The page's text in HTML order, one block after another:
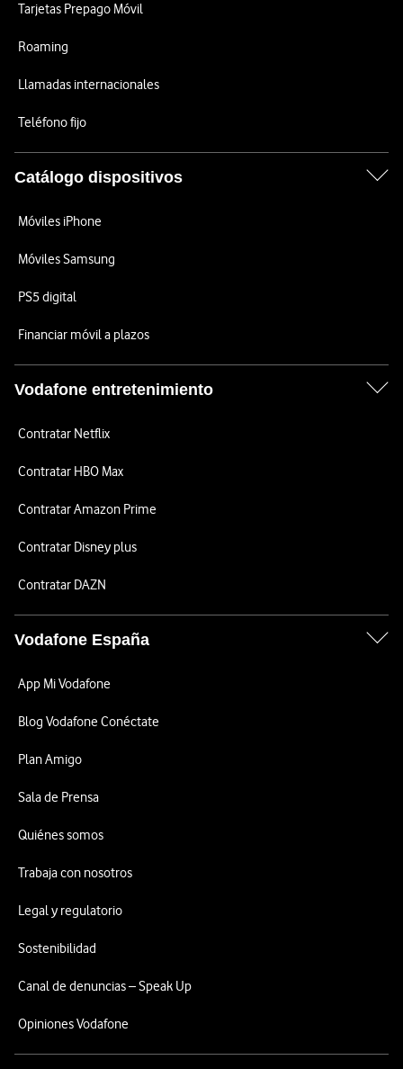
Tarjetas Prepago Móvil
Roaming
Llamadas internacionales
Teléfono fijo
Catálogo dispositivos
Móviles iPhone
Móviles Samsung
PS5 digital
Financiar móvil a plazos
Vodafone entretenimiento
Contratar Netflix
Contratar HBO Max
Contratar Amazon Prime
Contratar Disney plus
Contratar DAZN
Vodafone España
App Mi Vodafone
Blog Vodafone Conéctate
Plan Amigo
Sala de Prensa
Quiénes somos
Trabaja con nosotros
Legal y regulatorio
Sostenibilidad
Canal de denuncias – Speak Up
Opiniones Vodafone